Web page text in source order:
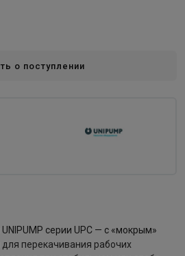
о поступлении
серии UPC — с «мокрым»
перекачивания рабочих